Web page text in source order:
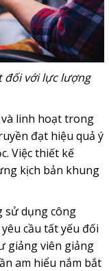
đối với lực lượng
và linh hoạt trong
đạt hiệu quả ý
Việc thiết kế
kịch bản khung
sử dụng công
cầu tất yếu đối
giảng viên giảng
am hiểu nắm bắt